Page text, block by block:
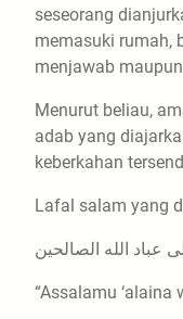
seseorang
memasuki rumah,
menjawab
Menurut beliau,
adab yang
keberkahan
Lafal salam yang
عباد الله الصالحين
“Assalamu ‘alaina